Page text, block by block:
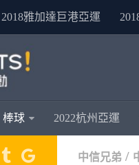
2018雅加達巨港亞運
棒球 2022杭州亞運
中信兄弟 /